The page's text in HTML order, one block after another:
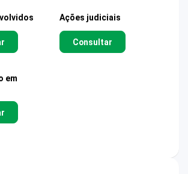
Ações judiciais
Consultar
em